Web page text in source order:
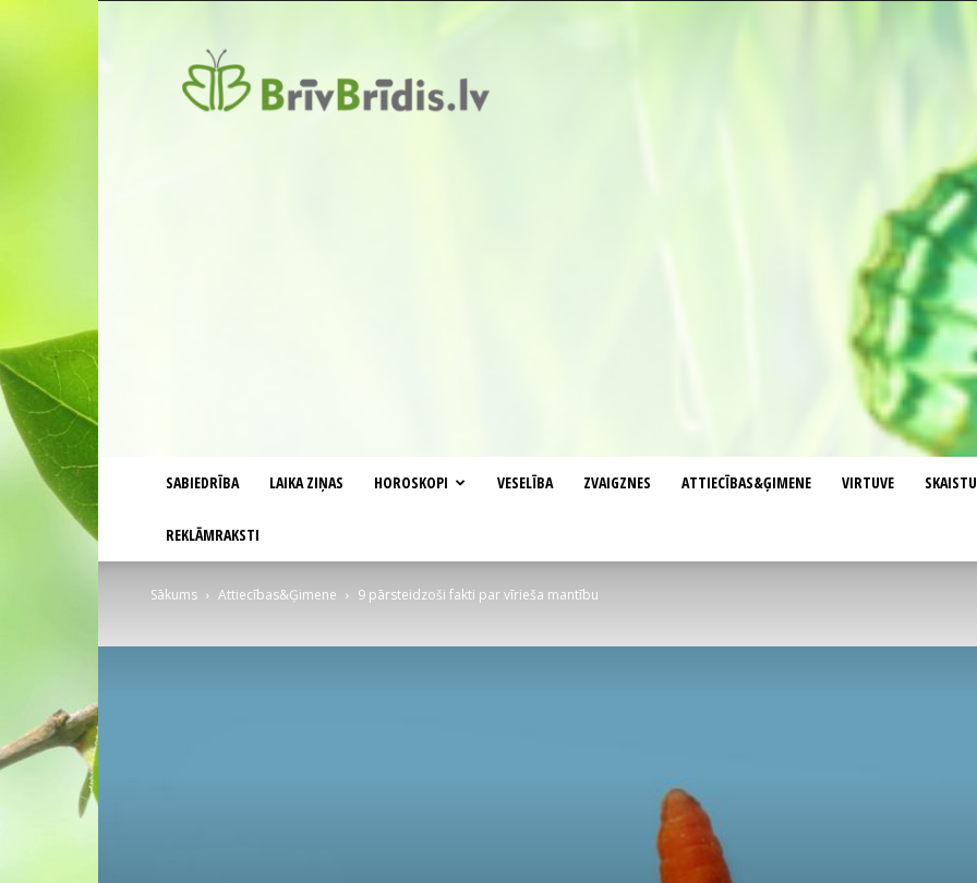
SABIEDRĪBA LAIKA ZIŅAS HOROSKOPI VESELĪBA ZVAIGZNES ATTIECĪBAS&ĢIMENE VIRTUVE
REKLĀMRAKSTI
Sākums Attiecības&Ģimene 9 pārsteidzoši fakti par vīrieša mantību